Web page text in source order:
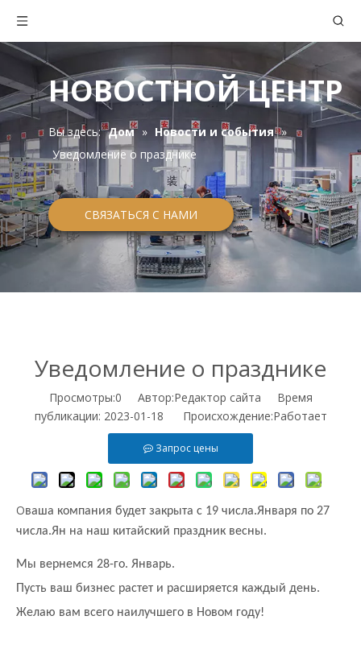
НОВОСТНОЙ ЦЕНТР
Вы здесь: Дом » Новости и события »
Уведомление о празднике
СВЯЗАТЬСЯ С НАМИ
Уведомление о празднике
Просмотры:0 Автор:Pедактор сайта Время
публикации: 2023-01-18 Происхождение:Работает
Запрос цены
Oваша компания будет закрыта с 19 числа.Января по 27
числа.Ян на наш китайский праздник весны.
Мы вернемся 28-го. Январь.
Пусть ваш бизнес растет и расширяется каждый день.
Желаю вам всего наилучшего в Новом году!